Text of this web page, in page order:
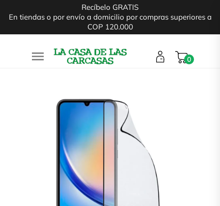
Recíbelo GRATIS
En tiendas o por envío a domicilio por compras superiores a
COP 120.000
 0